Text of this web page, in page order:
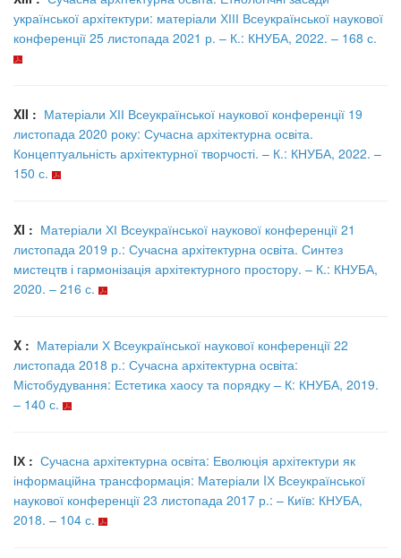
української архітектури: матеріали ХІІІ Всеукраїнської наукової
конференції 25 листопада 2021 р. – К.: КНУБА, 2022. – 168 с.
XII : Матеріали ХІІ Всеукраїнської наукової конференції 19
листопада 2020 року: Сучасна архітектурна освіта.
Концептуальність архітектурної творчості. – К.: КНУБА, 2022. –
150 с.
XI : Матеріали ХІ Всеукраїнської наукової конференції 21
листопада 2019 р.: Сучасна архітектурна освіта. Синтез
мистецтв і гармонізація архітектурного простору. – К.: КНУБА,
2020. – 216 с.
X : Матеріали Х Всеукраїнської наукової конференції 22
листопада 2018 р.: Сучасна архітектурна освіта:
Містобудування: Естетика хаосу та порядку – К: КНУБА, 2019.
– 140 с.
IХ : Сучасна архітектурна освіта: Еволюція архітектури як
інформаційна трансформація: Матеріали IХ Всеукраїнської
наукової конференції 23 листопада 2017 р.: – Київ: КНУБА,
2018. – 104 с.